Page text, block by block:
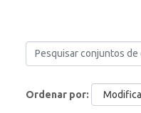
Ordenar por